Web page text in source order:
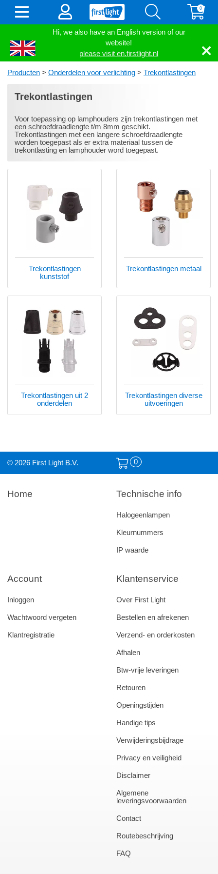
Hi, we also have an English version of our
website!
please visit en.firstlight.nl
0
Producten > Onderdelen voor verlichting > Trekontlastingen
Trekontlastingen
Voor toepassing op lamphouders zijn trekontlastingen met
een schroefdraadlengte t/m 8mm geschikt.
Trekontlastingen met een langere schroefdraadlengte
worden toegepast als er extra materiaal tussen de
trekontlasting en lamphouder word toegepast.
Trekontlastingen
kunststof
Trekontlastingen metaal
Trekontlastingen uit 2
onderdelen
Trekontlastingen diverse
uitvoeringen
© 2026 First Light B.V. 0
Home
Klantenservice
Over First Light
Bestellen en afrekenen
Verzend- en orderkosten
Afhalen
Btw-vrije leveringen
Retouren
Openingstijden
Handige tips
Verwijderingsbijdrage
Privacy en veiligheid
Disclaimer
Algemene
leveringsvoorwaarden
Contact
Routebeschrijving
FAQ
Account
Inloggen
Wachtwoord vergeten
Klantregistratie
Technische info
Halogeenlampen
Kleurnummers
IP waarde